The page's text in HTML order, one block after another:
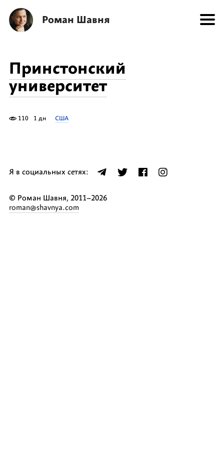
Роман Шавня
Принстонский
университет
110 1 дн США
Я в социальных сетях:
© Роман Шавня, 2011–2026
roman@shavnya.com